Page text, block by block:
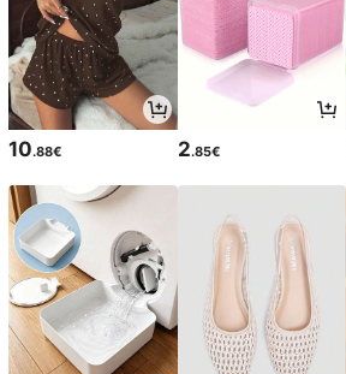
10.88€ 2.85€